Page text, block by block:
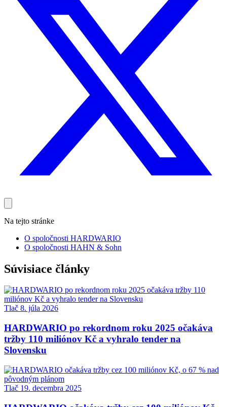
Na tejto stránke
O spoločnosti HARDWARIO
O spoločnosti HAHN & Sohn
Súvisiace články
Tlač 8. júla 2026
HARDWARIO po rekordnom roku 2025 očakáva
tržby 110 miliónov Kč a vyhralo tender na
Slovensku
Tlač 19. decembra 2025